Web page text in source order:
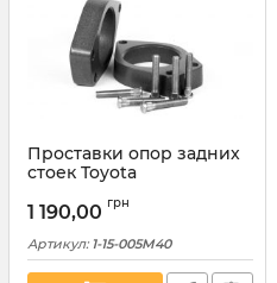
Проставки опор задних
стоек Toyota
005М40)
1 190,00 грн
Артикул: 1-15-005M40